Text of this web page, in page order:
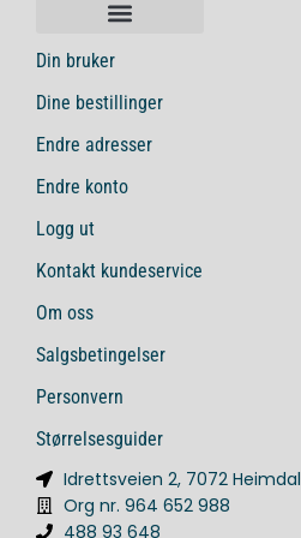
Din bruker
Dine bestillinger
Endre adresser
Endre konto
Logg ut
Kontakt kundeservice
Om oss
Salgsbetingelser
Personvern
Størrelsesguider
Idrettsveien 2, 7072 Heimdal
Org nr. 964 652 988
488 93 648